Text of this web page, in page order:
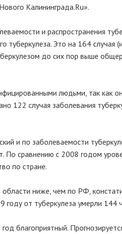
Калининграда.Ru».
и распространения
туберкулеза. Это на 164 случая
до сих пор выше
людьми, так как
122 случая заболевания
и по заболеваемости
сравнению с 2008 годом
по стране.
ниже, чем по РФ,
от туберкулеза умерли 144
благоприятный.